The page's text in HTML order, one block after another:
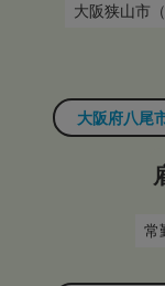
大阪狭山市（
大阪府八尾
常